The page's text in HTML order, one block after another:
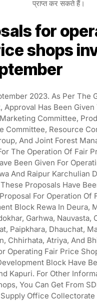
प्राप्त कर सकते हैं।
for
shops
2023. As Per The
Approval Has Been
Committee,
Committee, Resource
And Joint Forest
The Operation Of Fair
Been Given For
And Raipur Karchulian
Proposals Have
For Operation Of
Block Rewa In Deura,
Garhwa, Nauvasta,
Paipkhara, Dhauchat,
Chhirhata, Atriya, And
Operating Fair Price
Block Have
Kapuri. For Other
You Can Get From
Office Collectorate